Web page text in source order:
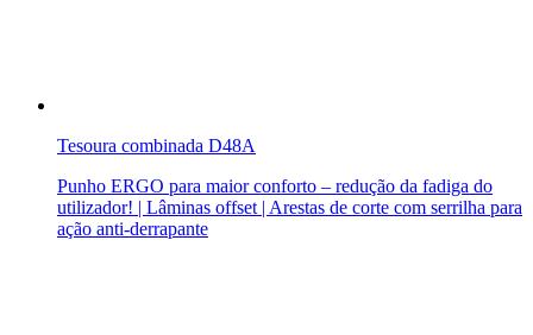
Tesoura combinada D48A
Punho ERGO para maior conforto – redução da fadiga do
utilizador! | Lâminas offset | Arestas de corte com serrilha para
ação anti-derrapante